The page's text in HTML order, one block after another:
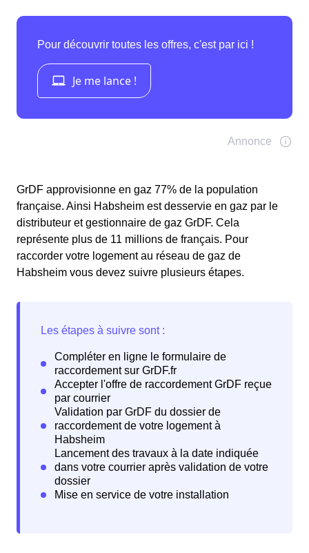
GrDF approvisionne en gaz 77% de la population
française. Ainsi Habsheim est desservie en gaz par le
distributeur et gestionnaire de gaz GrDF. Cela
représente plus de 11 millions de français. Pour
raccorder votre logement au réseau de gaz de
Habsheim vous devez suivre plusieurs étapes.